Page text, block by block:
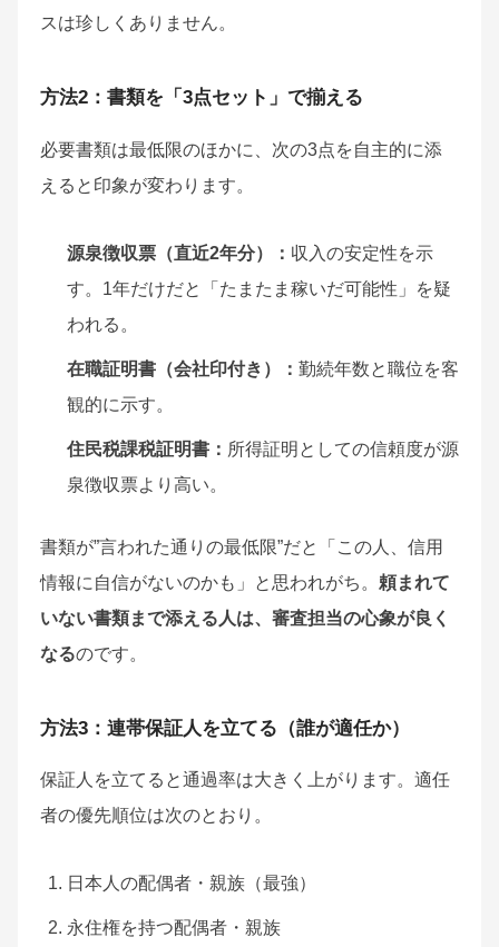
スは珍しくありません。
方法2：書類を「3点セット」で揃える
必要書類は最低限のほかに、次の3点を自主的に添
えると印象が変わります。
源泉徴収票（直近2年分）： 収入の安定性を示
す。1年だけだと「たまたま稼いだ可能性」を疑
われる。
在職証明書（会社印付き）： 勤続年数と職位を客
観的に示す。
住民税課税証明書： 所得証明としての信頼度が源
泉徴収票より高い。
書類が”言われた通りの最低限”だと「この人、信用
情報に自信がないのかも」と思われがち。 頼まれて
いない書類まで添える人は、審査担当の心象が良く
なるのです。
方法3：連帯保証人を立てる（誰が適任か）
保証人を立てると通過率は大きく上がります。適任
者の優先順位は次のとおり。
日本人の配偶者・親族（最強）
永住権を持つ配偶者・親族